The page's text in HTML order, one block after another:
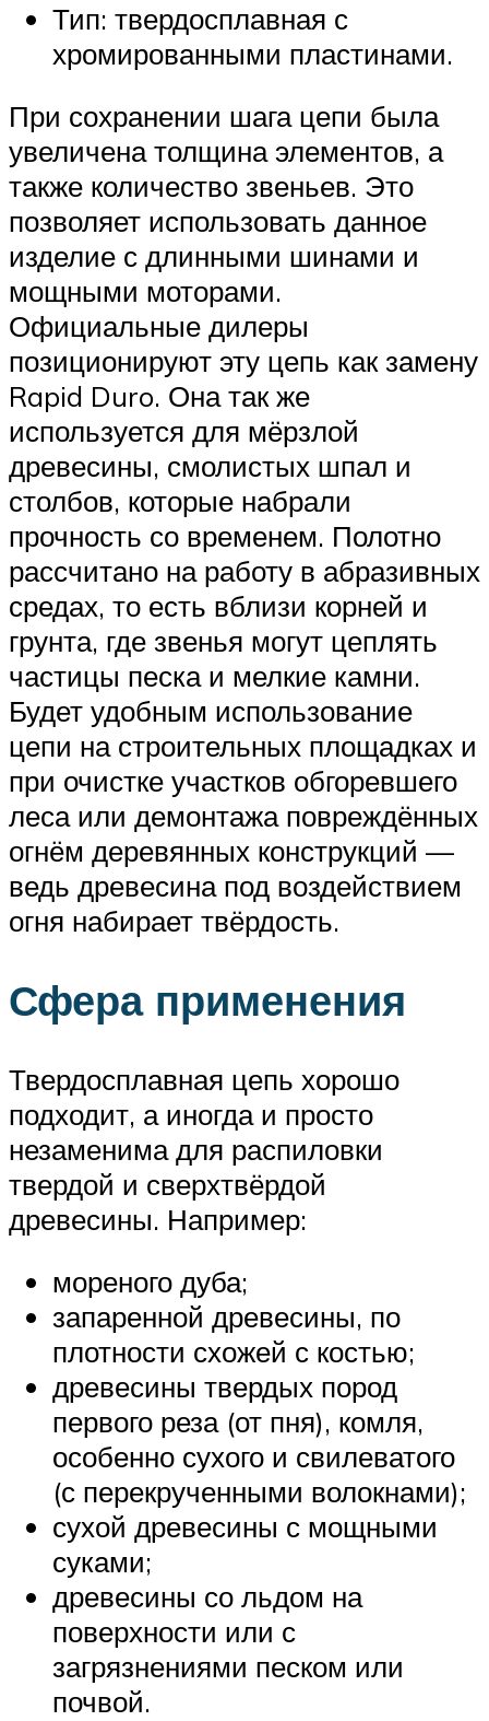
Тип: твердосплавная с
хромированными пластинами.
При сохранении шага цепи была
увеличена толщина элементов, а
также количество звеньев. Это
позволяет использовать данное
изделие с длинными шинами и
мощными моторами.
Официальные дилеры
позиционируют эту цепь как замену
Rapid Duro. Она так же
используется для мёрзлой
древесины, смолистых шпал и
столбов, которые набрали
прочность со временем. Полотно
рассчитано на работу в абразивных
средах, то есть вблизи корней и
грунта, где звенья могут цеплять
частицы песка и мелкие камни.
Будет удобным использование
цепи на строительных площадках и
при очистке участков обгоревшего
леса или демонтажа повреждённых
огнём деревянных конструкций —
ведь древесина под воздействием
огня набирает твёрдость.
Сфера применения
Твердосплавная цепь хорошо
подходит, а иногда и просто
незаменима для распиловки
твердой и сверхтвёрдой
древесины. Например:
мореного дуба;
запаренной древесины, по
плотности схожей с костью;
древесины твердых пород
первого реза (от пня), комля,
особенно сухого и свилеватого
(с перекрученными волокнами);
сухой древесины с мощными
суками;
древесины со льдом на
поверхности или с
загрязнениями песком или
почвой.